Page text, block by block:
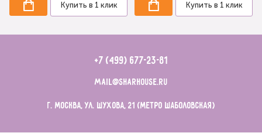
Купить в 1 клик Купить в 1 клик
+7 (499) 677-23-81
mail@sharhouse.ru
г. Москва, ул. Шухова, 21 (метро Шаболовская)